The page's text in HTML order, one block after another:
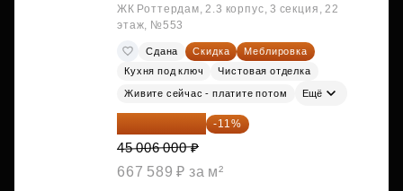
ЖК Роттердам, 2.3 корпус, 3 секция, 22
этаж, №553
Сдана Скидка
Меблировка
Кухня под ключ
Чистовая отделка
Живите сейчас - платите потом Ещё
40 055 340 ₽ -11%
45 006 000 ₽
667 589 ₽ за м²